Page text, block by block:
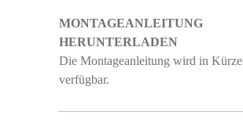
MONTAGEANLEITUNG
HERUNTERLADEN
Die Montageanleitung wird in Kürze
verfügbar.